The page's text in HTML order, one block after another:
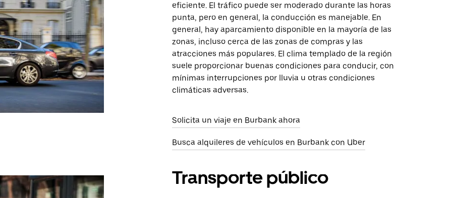
eficiente. El tráfico puede ser moderado durante las horas
punta, pero en general, la conducción es manejable. En
general, hay aparcamiento disponible en la mayoría de las
zonas, incluso cerca de las zonas de compras y las
atracciones más populares. El clima templado de la región
suele proporcionar buenas condiciones para conducir, con
mínimas interrupciones por lluvia u otras condiciones
climáticas adversas.
Solicita un viaje en Burbank ahora
Busca alquileres de vehículos en Burbank con Uber
Transporte público